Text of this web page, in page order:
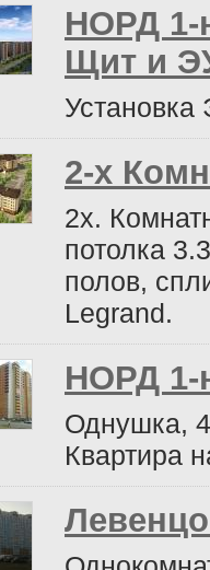
НОРД 1-
Щит и
2-х
2х.
потолка
полов,
Legrand.
НОРД 1-
Однушка,
Квартира